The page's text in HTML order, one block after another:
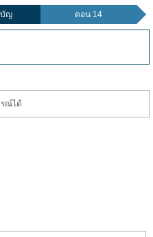
บัญ ตอน 14
รณ์ได้